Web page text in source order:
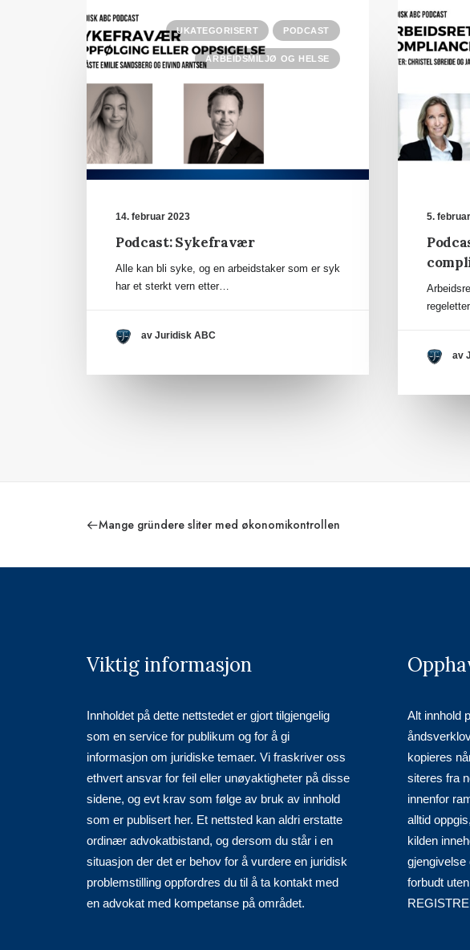
UKATEGORISERT PODCAST
ARBEIDSMILJØ OG HELSE
14. februar 2023
Podcast: Sykefravær
Alle kan bli syke, og en arbeidstaker som er syk
har et sterkt vern etter…
av Juridisk ABC
5.
av
Mange gründere sliter med økonomikontrollen
Viktig informasjon
Innholdet på dette nettstedet er gjort tilgjengelig
som en service for publikum og for å gi
informasjon om juridiske temaer. Vi fraskriver oss
ethvert ansvar for feil eller unøyaktigheter på disse
sidene, og evt krav som følge av bruk av innhold
som er publisert her. Et nettsted kan aldri erstatte
ordinær advokatbistand, og dersom du står i en
situasjon der det er behov for å vurdere en juridisk
problemstilling oppfordres du til å ta kontakt med
en advokat med kompetanse på området.
Alt innhold
kopieres
siteres fra
innenfor
alltid
kilden
forbudt